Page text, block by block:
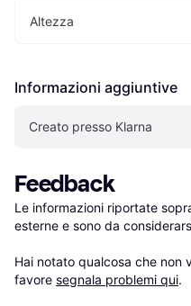
Altezza
Informazioni aggiuntive
Creato presso Klarna
Feedback
Le informazioni riportate
esterne e sono da
Hai notato qualcosa che non
favore segnala problemi qui.